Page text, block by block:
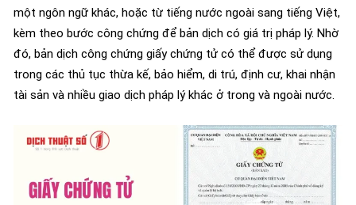
một ngôn ngữ khác, hoặc từ tiếng nước ngoài sang tiếng Việt,
kèm theo bước công chứng để bản dịch có giá trị pháp lý. Nhờ
đó, bản dịch công chứng giấy chứng tử có thể được sử dụng
trong các thủ tục thừa kế, bảo hiểm, di trú, định cư, khai nhận
tài sản và nhiều giao dịch pháp lý khác ở trong và ngoài nước.